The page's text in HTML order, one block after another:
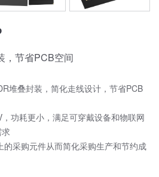
，节省PCB空间
堆叠封装，简化走线设计，节省PCB
功耗更小，满足可穿戴设备和物联网
的采购元件从而简化采购生产和节约成